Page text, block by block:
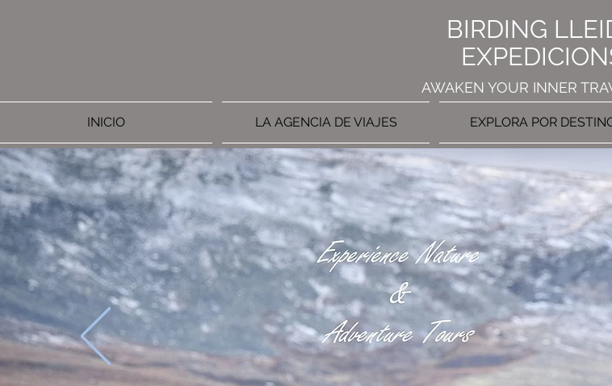
BIRDING
AWAKEN YOUR INNER
INICIO LA AGENCIA DE VIAJES EXPLORA POR